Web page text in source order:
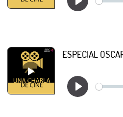
ESPECIAL